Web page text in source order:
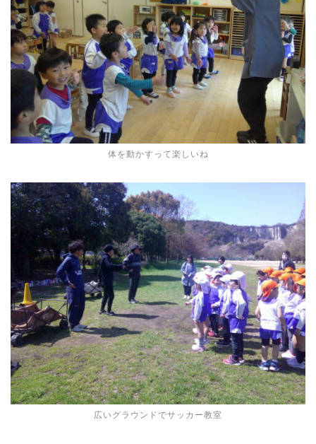
体を動かすって楽しいね
広いグラウンドでサッカー教室